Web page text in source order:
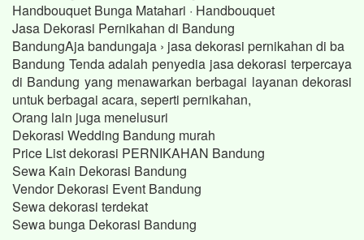
Handbouquet Bunga Matahari · Handbouquet
Jasa Dekorasi Pernikahan di Bandung
BandungAja bandungaja › jasa dekorasi pernikahan di ba
Bandung Tenda adalah penyedia jasa dekorasi terpercaya
di Bandung yang menawarkan berbagai layanan dekorasi
untuk berbagai acara, seperti pernikahan,
Orang lain juga menelusuri
Dekorasi Wedding Bandung murah
Price List dekorasi PERNIKAHAN Bandung
Sewa Kain Dekorasi Bandung
Vendor Dekorasi Event Bandung
Sewa dekorasi terdekat
Sewa bunga Dekorasi Bandung